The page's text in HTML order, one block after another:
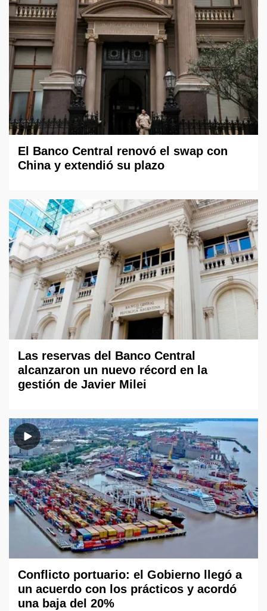
El Banco Central renovó el swap con
China y extendió su plazo
Las reservas del Banco Central
alcanzaron un nuevo récord en la
gestión de Javier Milei
Conflicto portuario: el Gobierno llegó a
un acuerdo con los prácticos y acordó
una baja del 20%